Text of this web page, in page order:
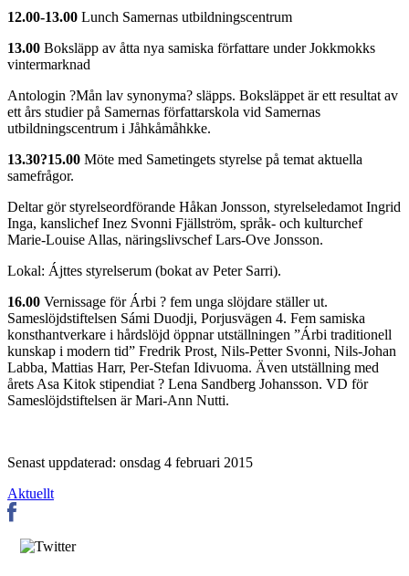
12.00-13.00 Lunch Samernas utbildningscentrum
13.00 Boksläpp av åtta nya samiska författare under Jokkmokks
vintermarknad
Antologin ?Mån lav synonyma? släpps. Boksläppet är ett resultat av
ett års studier på Samernas författarskola vid Samernas
utbildningscentrum i Jåhkåmåhkke.
13.30?15.00 Möte med Sametingets styrelse på temat aktuella
samefrågor.
Deltar gör styrelseordförande Håkan Jonsson, styrelseledamot Ingrid
Inga, kanslichef Inez Svonni Fjällström, språk- och kulturchef
Marie-Louise Allas, näringslivschef Lars-Ove Jonsson.
Lokal: Ájttes styrelserum (bokat av Peter Sarri).
16.00 Vernissage för Árbi ? fem unga slöjdare ställer ut.
Sameslöjdstiftelsen Sámi Duodji, Porjusvägen 4. Fem samiska
konsthantverkare i hårdslöjd öppnar utställningen ”Árbi traditionell
kunskap i modern tid” Fredrik Prost, Nils-Petter Svonni, Nils-Johan
Labba, Mattias Harr, Per-Stefan Idivuoma. Även utställning med
årets Asa Kitok stipendiat ? Lena Sandberg Johansson. VD för
Sameslöjdstiftelsen är Mari-Ann Nutti.
Senast uppdaterad: onsdag 4 februari 2015
Aktuellt